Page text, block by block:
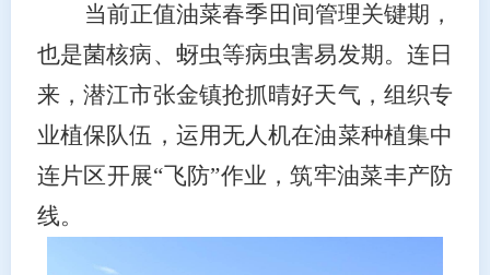
当前正值油菜春季田间管理关键期，
也是菌核病、蚜虫等病虫害易发期。连日
来，潜江市张金镇抢抓晴好天气，组织专
业植保队伍，运用无人机在油菜种植集中
连片区开展“飞防”作业，筑牢油菜丰产防
线。